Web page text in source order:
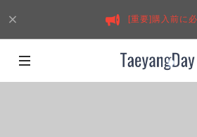
[重要]購入前に必